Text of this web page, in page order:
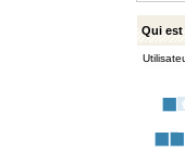
Qui